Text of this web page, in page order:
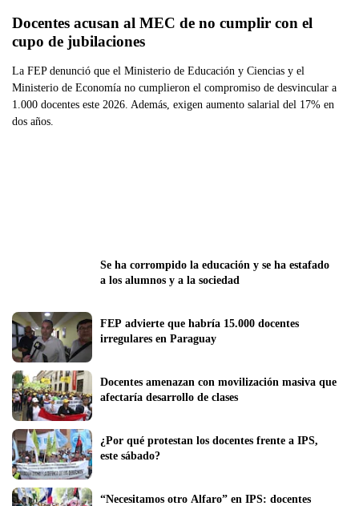
Docentes acusan al MEC de no cumplir con el
cupo de jubilaciones
La FEP denunció que el Ministerio de Educación y Ciencias y el
Ministerio de Economía no cumplieron el compromiso de desvincular a
1.000 docentes este 2026. Además, exigen aumento salarial del 17% en
dos años.
Se ha corrompido la educación y se ha estafado
a los alumnos y a la sociedad
FEP advierte que habría 15.000 docentes
irregulares en Paraguay
Docentes amenazan con movilización masiva que
afectaría desarrollo de clases
¿Por qué protestan los docentes frente a IPS,
este sábado?
“Necesitamos otro Alfaro” en IPS: docentes